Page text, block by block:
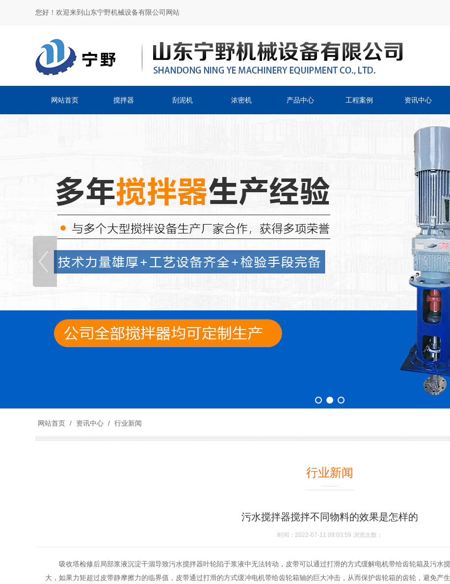
您好！欢迎来到山东宁野机械设备有限公司网站
网站首页 搅拌器 刮泥机 浓密机 产品中心 工程案例 资讯中心
网站首页 / 资讯中心 / 行业新闻
行业新闻
污水搅拌器搅拌不同物料的效果是怎样的
时间：2022-07-11 09:03:59 浏览次数：
吸收塔检修后局部浆液沉淀干涸导致污水搅拌器叶轮陷于浆液中无法转动，皮带可以通过打滑的方式缓解电机带给齿轮箱及污水
大，如果力矩超过皮带静摩擦力的临界值，皮带通过打滑的方式缓冲电机带给齿轮箱轴的巨大冲击，从而保护齿轮箱的齿轮，避免产